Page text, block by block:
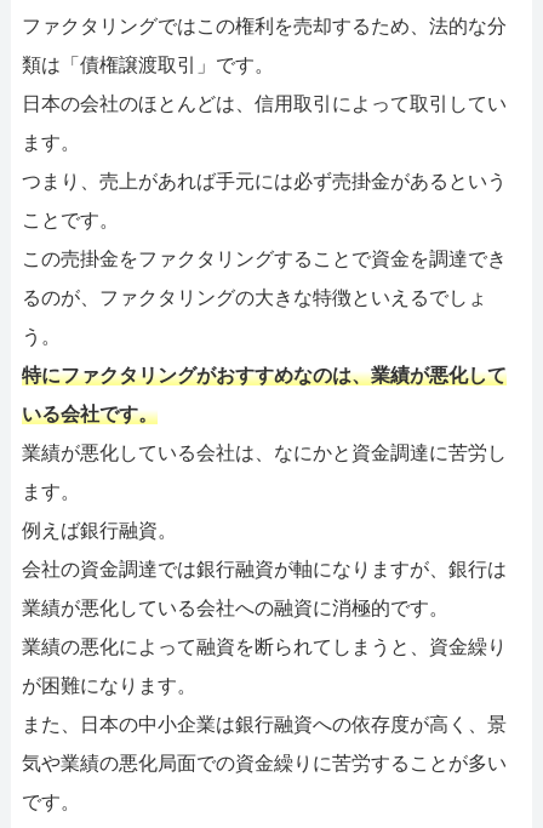
ファクタリングではこの権利を売却するため、法的な分
類は「債権譲渡取引」です。
日本の会社のほとんどは、信用取引によって取引してい
ます。
つまり、売上があれば手元には必ず売掛金があるという
ことです。
この売掛金をファクタリングすることで資金を調達でき
るのが、ファクタリングの大きな特徴といえるでしょ
う。
特にファクタリングがおすすめなのは、業績が悪化して
いる会社です。
業績が悪化している会社は、なにかと資金調達に苦労し
ます。
例えば銀行融資。
会社の資金調達では銀行融資が軸になりますが、銀行は
業績が悪化している会社への融資に消極的です。
業績の悪化によって融資を断られてしまうと、資金繰り
が困難になります。
また、日本の中小企業は銀行融資への依存度が高く、景
気や業績の悪化局面での資金繰りに苦労することが多い
です。